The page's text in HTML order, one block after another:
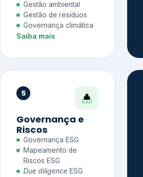
Gestão ambiental
Gestão de resíduos
Governança climática
Saiba mais
5
Governança e
Riscos
Governança ESG
Mapeamento de
Riscos ESG
Due diligence ESG